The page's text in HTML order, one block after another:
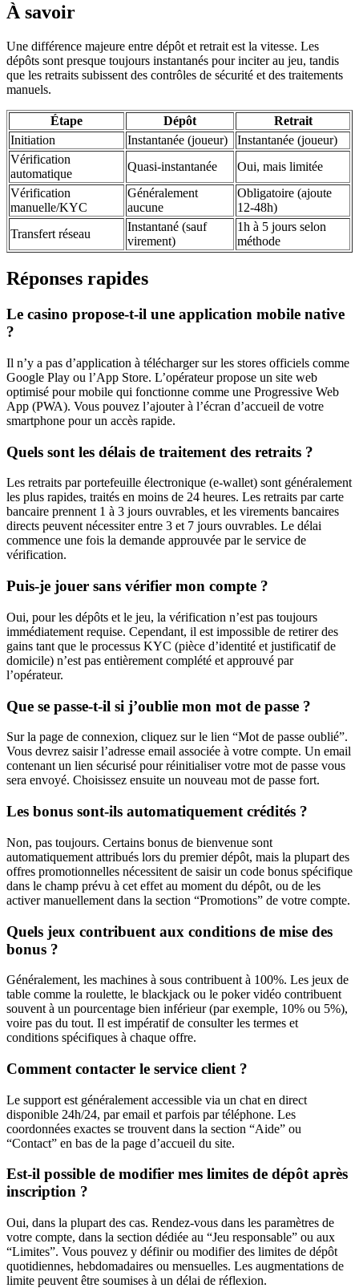
À savoir
Une différence majeure entre dépôt et retrait est la vitesse. Les
dépôts sont presque toujours instantanés pour inciter au jeu, tandis
que les retraits subissent des contrôles de sécurité et des traitements
manuels.
Étape Dépôt
Retrait
Initiation
Instantanée (joueur)
Instantanée (joueur)
Vérification
automatique
Quasi-instantanée
Oui, mais limitée
Vérification
manuelle/KYC
Généralement
aucune
Obligatoire (ajoute
12-48h)
Transfert réseau
Instantané (sauf
virement)
1h à 5 jours selon
méthode
Réponses rapides
Le casino propose-t-il une application mobile native
?
Il n’y a pas d’application à télécharger sur les stores officiels comme
Google Play ou l’App Store. L’opérateur propose un site web
optimisé pour mobile qui fonctionne comme une Progressive Web
App (PWA). Vous pouvez l’ajouter à l’écran d’accueil de votre
smartphone pour un accès rapide.
Quels sont les délais de traitement des retraits ?
Les retraits par portefeuille électronique (e-wallet) sont généralement
les plus rapides, traités en moins de 24 heures. Les retraits par carte
bancaire prennent 1 à 3 jours ouvrables, et les virements bancaires
directs peuvent nécessiter entre 3 et 7 jours ouvrables. Le délai
commence une fois la demande approuvée par le service de
vérification.
Puis-je jouer sans vérifier mon compte ?
Oui, pour les dépôts et le jeu, la vérification n’est pas toujours
immédiatement requise. Cependant, il est impossible de retirer des
gains tant que le processus KYC (pièce d’identité et justificatif de
domicile) n’est pas entièrement complété et approuvé par
l’opérateur.
Que se passe-t-il si j’oublie mon mot de passe ?
Sur la page de connexion, cliquez sur le lien “Mot de passe oublié”.
Vous devrez saisir l’adresse email associée à votre compte. Un email
contenant un lien sécurisé pour réinitialiser votre mot de passe vous
sera envoyé. Choisissez ensuite un nouveau mot de passe fort.
Les bonus sont-ils automatiquement crédités ?
Non, pas toujours. Certains bonus de bienvenue sont
automatiquement attribués lors du premier dépôt, mais la plupart des
offres promotionnelles nécessitent de saisir un code bonus spécifique
dans le champ prévu à cet effet au moment du dépôt, ou de les
activer manuellement dans la section “Promotions” de votre compte.
Quels jeux contribuent aux conditions de mise des
bonus ?
Généralement, les machines à sous contribuent à 100%. Les jeux de
table comme la roulette, le blackjack ou le poker vidéo contribuent
souvent à un pourcentage bien inférieur (par exemple, 10% ou 5%),
voire pas du tout. Il est impératif de consulter les termes et
conditions spécifiques à chaque offre.
Comment contacter le service client ?
Le support est généralement accessible via un chat en direct
disponible 24h/24, par email et parfois par téléphone. Les
coordonnées exactes se trouvent dans la section “Aide” ou
“Contact” en bas de la page d’accueil du site.
Est-il possible de modifier mes limites de dépôt après
inscription ?
Oui, dans la plupart des cas. Rendez-vous dans les paramètres de
votre compte, dans la section dédiée au “Jeu responsable” ou aux
“Limites”. Vous pouvez y définir ou modifier des limites de dépôt
quotidiennes, hebdomadaires ou mensuelles. Les augmentations de
limite peuvent être soumises à un délai de réflexion.